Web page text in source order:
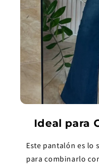
Ideal para
Este pantalón es lo
para combinarlo